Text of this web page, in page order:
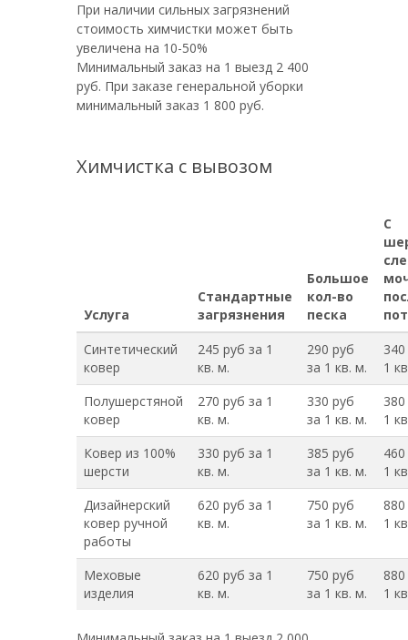
При наличии сильных загрязнений
стоимость химчистки может быть
увеличена на 10-50%
Минимальный заказ на 1 выезд 2 400
руб. При заказе генеральной уборки
минимальный заказ 1 800 руб.
Химчистка с вывозом
Услуга
Стандартные
загрязнения
Большое
кол-во
песка
С
Синтетический
ковер
245 руб за 1
кв. м.
290 руб
за 1 кв. м.
1
Полушерстяной
ковер
270 руб за 1
кв. м.
330 руб
за 1 кв. м.
1
Ковер из 100%
шерсти
330 руб за 1
кв. м.
385 руб
за 1 кв. м.
1
Дизайнерский
ковер ручной
работы
620 руб за 1
кв. м.
750 руб
за 1 кв. м.
1
Меховые
изделия
620 руб за 1
кв. м.
750 руб
за 1 кв. м.
1